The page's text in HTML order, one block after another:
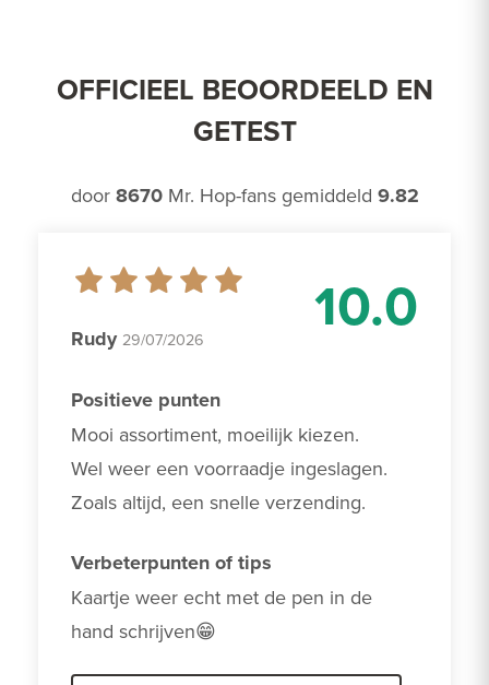
OFFICIEEL BEOORDEELD EN
GETEST
door 8670Mr. Hop-fans gemiddeld 9.82
10.0
Rudy 29/07/2026
Positieve punten
Mooi assortiment, moeilijk kiezen.
Wel weer een voorraadje ingeslagen.
Zoals altijd, een snelle verzending.
Verbeterpunten of tips
Kaartje weer echt met de pen in de
hand schrijven😁